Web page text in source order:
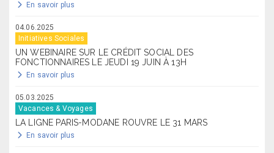
En savoir plus
04.06.2025
Initiatives Sociales
UN WEBINAIRE SUR LE CRÉDIT SOCIAL DES
FONCTIONNAIRES LE JEUDI 19 JUIN À 13H
En savoir plus
05.03.2025
Vacances & Voyages
LA LIGNE PARIS-MODANE ROUVRE LE 31 MARS
En savoir plus